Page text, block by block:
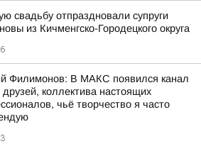
свадьбу отпраздновали супруги
из Кичменгско-Городецкого округа
Филимонов: В МАКС появился канал
коллектива настоящих
чьё творчество я часто